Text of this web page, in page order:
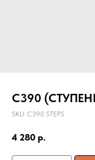
C390
SKU: C390 STEPS
4 280 р.